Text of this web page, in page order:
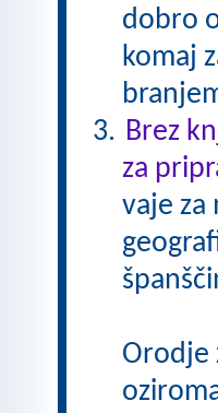
dobro
komaj
Brez
za
vaje za
Orodje